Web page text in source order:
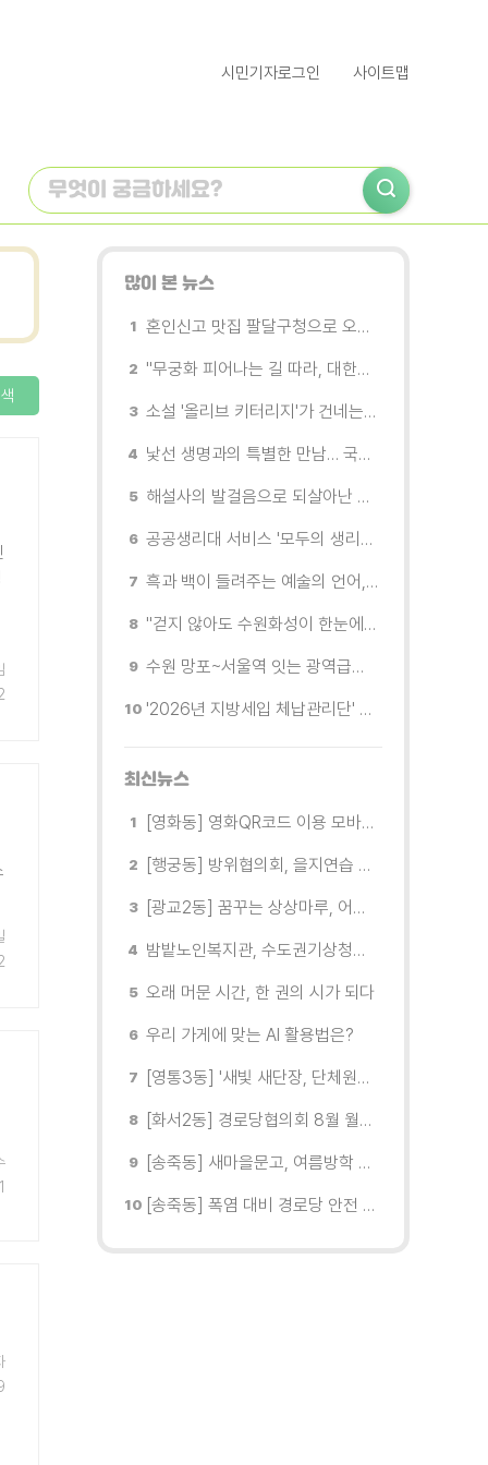
시민기자로그인 사이트맵
많이 본 뉴스
혼인신고 맛집 팔달구청으로 오세요
"무궁화 피어나는 길 따라, 대한민국을 걷는다"
소설 '올리브 키터리지'가 건네는 삶과 연민의 철학
낯선 생명과의 특별한 만남… 국제전 《패트리샤 피치니니: 킨쉽》
해설사의 발걸음으로 되살아난 수원의 독립운동 역사
공공생리대 서비스 '모두의 생리대' 시범 운영...수원시청·4개 구청 등에 지급기 설치
흑과 백이 들려주는 예술의 언어, 수원시립미술관 소장품전《블랑 블랙 파노라마》
"걷지 않아도 수원화성이 한눈에"…무장애 관광버스 '수원행차' 타보니
수원 망포~서울역 잇는 광역급행버스 M5165번, 8월 3일 개통
'2026년 지방세입 체납관리단' 출범... 체납자 실태조사 본격 추진
최신뉴스
[영화동] 영화QR코드 이용 모바일 소식지 발간
[행궁동] 방위협의회, 을지연습 성공 추진 위한 협력 다짐
[광교2동] 꿈꾸는 상상마루, 어린이 태양관측 프로그램 운영
밤밭노인복지관, 수도권기상청과 함께 「출동! 기후 SOS」 교육 실시
오래 머문 시간, 한 권의 시가 되다
우리 가게에 맞는 AI 활용법은?
[영통3동] '새빛 새단장, 단체원과 함께하는 환경정비의 날' 실시
[화서2동] 경로당협의회 8월 월례회의 개최
[송죽동] 새마을문고, 여름방학 맞아 '여름 책 놀이터' 운영
[송죽동] 폭염 대비 경로당 안전 점검 실시